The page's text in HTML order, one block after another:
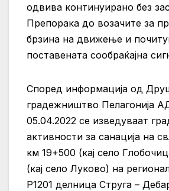
одвива континуирано без
Препорака до возачите за
брзина на движење и
поставената сообраќајна
Според информација од
градежништво Пелагонија
05.04.2022 се изведуваат
активности за санација на
км 19+500 (кај село
(кај село Луково) на
Р1201 делница Струга –